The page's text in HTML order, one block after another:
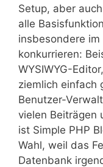
Setup, aber
alle
insbesondere
konkurrieren:
WYSIWYG-
ziemlich einfach
Benutzer-
vielen Beiträgen
ist Simple PHP
Wahl, weil das
Datenbank